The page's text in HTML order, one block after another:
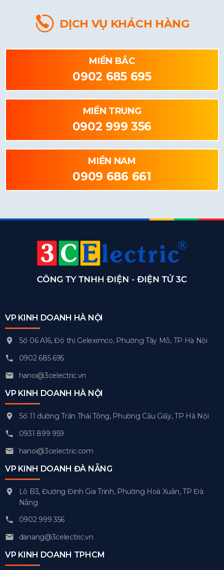
DỊCH VỤ KHÁCH HÀNG
MIỀN BẮC
0902 685 695
MIỀN TRUNG
0902 999 356
MIỀN NAM
0909 686 661
VP KINH DOANH HÀ NỘI
Số 06 A16, Đô thị Geleximco, Phường Tây Mỗ, TP Hà Nội
0902 685 695
hanoi@3celectric.vn
VP KINH DOANH HÀ NỘI
Số 11 đường Trần Thái Tông, Phường Cầu Giấy, TP Hà Nội
0931 899 959
hanoi@3celectric.com
VP KINH DOANH ĐÀ NẴNG
Lô B3, Đường Đinh Gia Trinh, Phường Hoà Xuân, TP Đà
Nẵng
0902 999 356
danang@3celectric.vn
VP KINH DOANH TPHCM